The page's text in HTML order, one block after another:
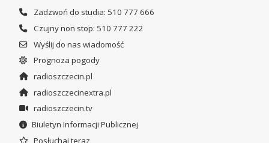
Zadzwoń do studia: 510 777 666
Czujny non stop: 510 777 222
Wyślij do nas wiadomość
Prognoza pogody
radioszczecin.pl
radioszczecinextra.pl
radioszczecin.tv
Biuletyn Informacji Publicznej
Posłuchaj teraz